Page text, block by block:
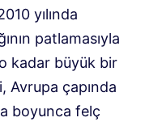
yılında
patlamasıyla
kadar büyük bir
Avrupa çapında
boyunca felç